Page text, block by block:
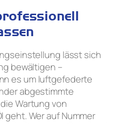
lässt sich
bewältigen –
es um luftgefederte
abgestimmte
Wartung von
geht. Wer auf Nummer